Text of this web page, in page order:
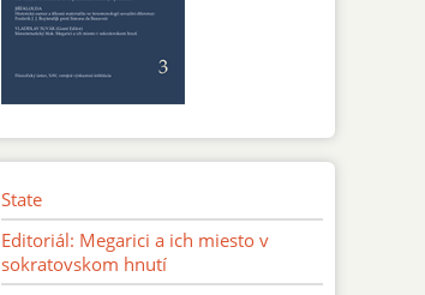
State
Editoriál: Megarici a ich miesto v
sokratovskom hnutí